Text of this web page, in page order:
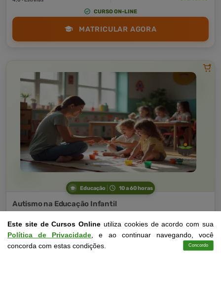
CURSO ON-LINE
MATRICULAR AGORA
Educação 10 a 60 horas
Autismo na Educação Infantil
Curso Livre
4,0 · Estrelas
Curso
Gratuito
Este site de Cursos Online utiliza cookies de acordo com sua
Política de Privacidade , e ao continuar navegando, você
concorda com estas condições.
Concordo
Contato Cursos Login